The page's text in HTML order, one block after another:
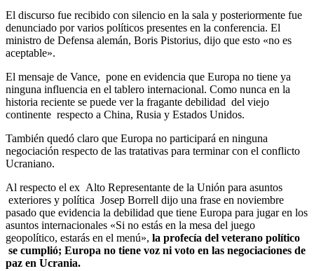
El discurso fue recibido con silencio en la sala y posteriormente fue
denunciado por varios políticos presentes en la conferencia. El
ministro de Defensa alemán, Boris Pistorius, dijo que esto «no es
aceptable».
El mensaje de Vance, pone en evidencia que Europa no tiene ya
ninguna influencia en el tablero internacional. Como nunca en la
historia reciente se puede ver la fragante debilidad del viejo
continente respecto a China, Rusia y Estados Unidos.
También quedó claro que Europa no participará en ninguna
negociación respecto de las tratativas para terminar con el conflicto
Ucraniano.
Al respecto el ex Alto Representante de la Unión para asuntos
exteriores y política Josep Borrell dijo una frase en noviembre
pasado que evidencia la debilidad que tiene Europa para jugar en los
asuntos internacionales «Si no estás en la mesa del juego
geopolítico, estarás en el menú», la profecía del veterano político
se cumplió; Europa no tiene voz ni voto en las negociaciones de
paz en Ucrania.